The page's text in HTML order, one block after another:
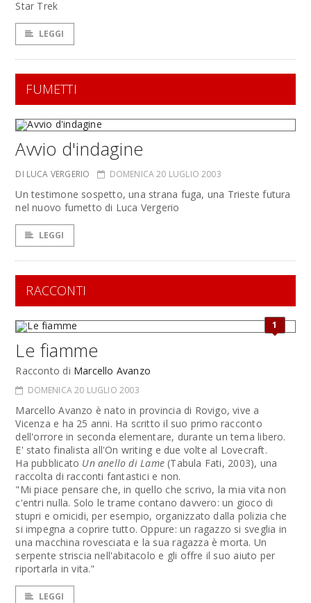
Star Trek
LEGGI
FUMETTI
Avvio d'indagine
DI LUCA VERGERIO DOMENICA 20 LUGLIO 2003
Un testimone sospetto, una strana fuga, una Trieste futura
nel nuovo fumetto di Luca Vergerio
LEGGI
RACCONTI
1
Le fiamme
Racconto di Marcello Avanzo
DOMENICA 20 LUGLIO 2003
Marcello Avanzo è nato in provincia di Rovigo, vive a
Vicenza e ha 25 anni. Ha scritto il suo primo racconto
dell'orrore in seconda elementare, durante un tema libero.
E' stato finalista all'On writing e due volte al Lovecraft.
Ha pubblicato Un anello di Lame(Tabula Fati, 2003), una
raccolta di racconti fantastici e non.
"Mi piace pensare che, in quello che scrivo, la mia vita non
c'entri nulla. Solo le trame contano davvero: un gioco di
stupri e omicidi, per esempio, organizzato dalla polizia che
si impegna a coprire tutto. Oppure: un ragazzo si sveglia in
una macchina rovesciata e la sua ragazza è morta. Un
serpente striscia nell'abitacolo e gli offre il suo aiuto per
riportarla in vita."
LEGGI